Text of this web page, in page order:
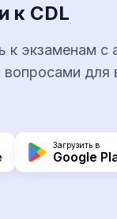
к CDL
к экзаменам с
для
Загрузить в
Google